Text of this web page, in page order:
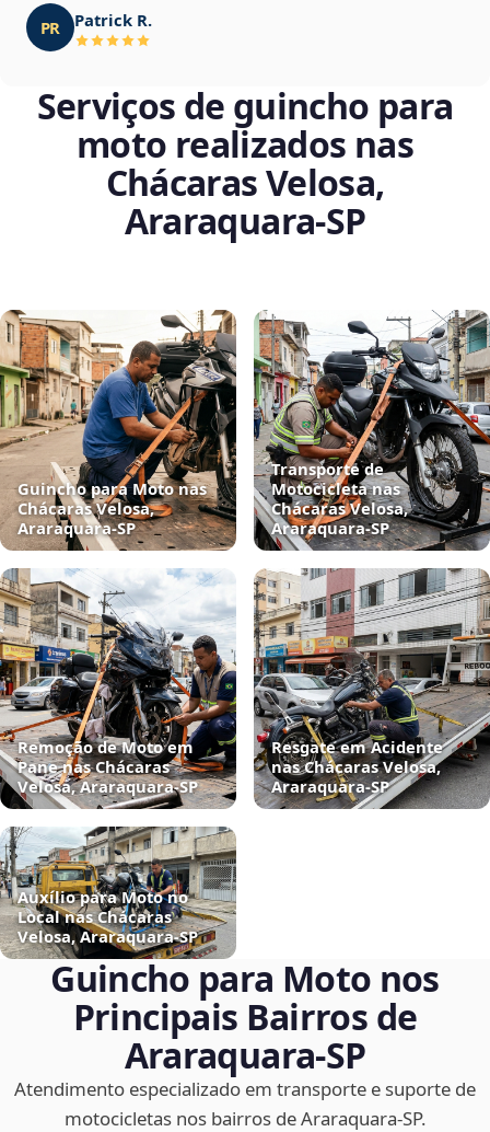
PR Patrick R.
Serviços de guincho para
moto realizados nas
Chácaras Velosa,
Araraquara‑SP
Guincho para Moto nas
Chácaras Velosa,
Araraquara‑SP
Transporte de
Motocicleta nas
Chácaras Velosa,
Araraquara‑SP
Remoção de Moto em
Pane nas Chácaras
Velosa, Araraquara‑SP
Resgate em Acidente
nas Chácaras Velosa,
Araraquara‑SP
Auxílio para Moto no
Local nas Chácaras
Velosa, Araraquara‑SP
Guincho para Moto nos
Principais Bairros de
Araraquara‑SP
Atendimento especializado em transporte e suporte de
motocicletas nos bairros de Araraquara‑SP.